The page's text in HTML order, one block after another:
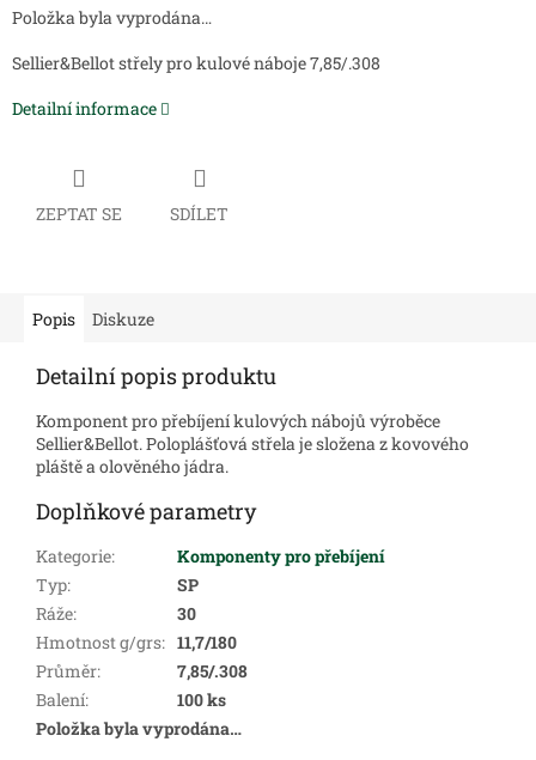
Položka byla vyprodána…
Sellier&Bellot střely pro kulové náboje 7,85/.308
Detailní informace
ZEPTAT SE SDÍLET
Popis Diskuze
Detailní popis produktu
Komponent pro přebíjení kulových nábojů výroběce
Sellier&Bellot. Poloplášťová střela je složena z kovového
pláště a olověného jádra.
Doplňkové parametry
Kategorie:
Komponenty pro přebíjení
Typ:
SP
Ráže:
30
Hmotnost g/grs: 11,7/180
Průměr:
7,85/.308
Balení:
100 ks
Položka byla vyprodána…